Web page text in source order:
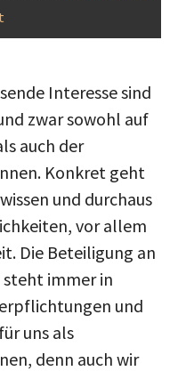
Interesse sind
zwar sowohl auf
auch der
Konkret geht
und durchaus
vor allem
Die Beteiligung an
steht immer in
und
uns als
denn auch wir